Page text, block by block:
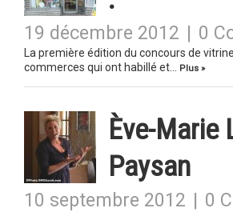
19 décembre 2012 0
La première édition du concours de
commerces qui ont habillé et…
Plus »
Ève-
Paysan
10 septembre 2012 0